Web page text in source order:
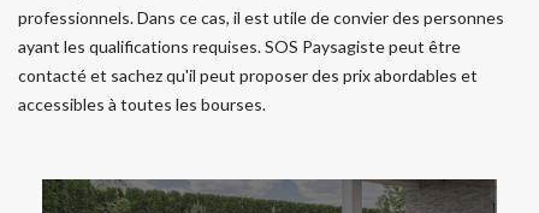
professionnels. Dans ce cas, il est utile de convier des personnes
ayant les qualifications requises. SOS Paysagiste peut être
contacté et sachez qu'il peut proposer des prix abordables et
accessibles à toutes les bourses.